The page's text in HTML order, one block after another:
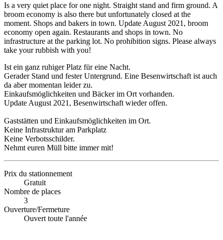
Is a very quiet place for one night. Straight stand and firm ground. A
broom economy is also there but unfortunately closed at the
moment. Shops and bakers in town. Update August 2021, broom
economy open again. Restaurants and shops in town. No
infrastructure at the parking lot. No prohibition signs. Please always
take your rubbish with you!
Ist ein ganz ruhiger Platz für eine Nacht.
Gerader Stand und fester Untergrund. Eine Besenwirtschaft ist auch
da aber momentan leider zu.
Einkaufsmöglichkeiten und Bäcker im Ort vorhanden.
Update August 2021, Besenwirtschaft wieder offen.
Gaststätten und Einkaufsmöglichkeiten im Ort.
Keine Infrastruktur am Parkplatz
Keine Verbotsschilder.
Nehmt euren Müll bitte immer mit!
Prix du stationnement
Gratuit
Nombre de places
3
Ouverture/Fermeture
Ouvert toute l'année